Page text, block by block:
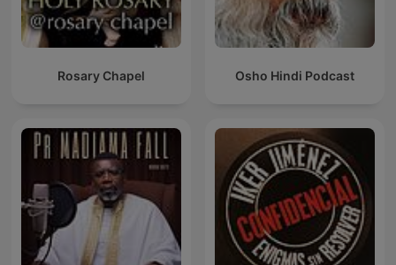
Rosary Chapel Osho Hindi Podcast